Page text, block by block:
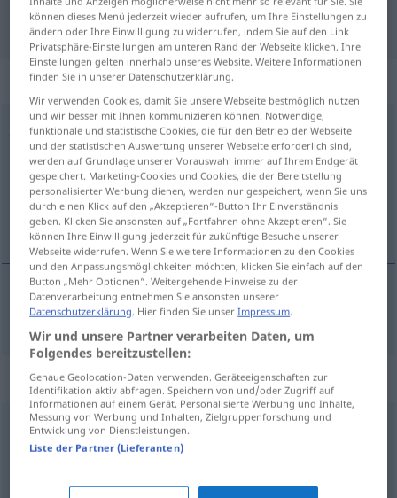
Übersetzung
„jedenfalls“
jedenfalls
Übersicht aller Übersetzungen
(Für mehr Details die Übersetzung anklicken/antippen)
v každom prípade, rozhodne
každom prípade, rozhodne jedenfalls
Synonyme für "jedenfalls"
nun
trotzdem,gewiss,allein (geh.),schließlich
können dieses Menü jederzeit wieder aufrufen, um Ihre Einstellungen zu
ändern oder Ihre Einwilligung zu widerrufen, indem Sie auf den Link
Privatsphäre-Einstellungen am unteren Rand der Webseite klicken. Ihre
Einstellungen gelten innerhalb unseres Website. Weitere Informationen
finden Sie in unserer Datenschutzerklärung.
Wir verwenden Cookies, damit Sie unsere Webseite bestmöglich nutzen
und wir besser mit Ihnen kommunizieren können. Notwendige,
funktionale und statistische Cookies, die für den Betrieb der Webseite
und der statistischen Auswertung unserer Webseite erforderlich sind,
werden auf Grundlage unserer Vorauswahl immer auf Ihrem Endgerät
gespeichert. Marketing-Cookies und Cookies, die der Bereitstellung
personalisierter Werbung dienen, werden nur gespeichert, wenn Sie uns
durch einen Klick auf den „Akzeptieren“-Button Ihr Einverständnis
geben. Klicken Sie ansonsten auf „Fortfahren ohne Akzeptieren“. Sie
können Ihre Einwilligung jederzeit für zukünftige Besuche unserer
Webseite widerrufen. Wenn Sie weitere Informationen zu den Cookies
und den Anpassungsmöglichkeiten möchten, klicken Sie einfach auf den
Button „Mehr Optionen“. Weitergehende Hinweise zu der
Datenverarbeitung entnehmen Sie ansonsten unserer
Datenschutzerklärung. Hier finden Sie unserImpressum.
Wir und unsere Partner verarbeiten Daten, um
Folgendes bereitzustellen:
Genaue Geolocation-Daten verwenden. Geräteeigenschaften zur
Identifikation aktiv abfragen. Speichern von und/oder Zugriff auf
Informationen auf einem Gerät. Personalisierte Werbung und Inhalte,
Messung von Werbung und Inhalten, Zielgruppenforschung und
Entwicklung von Dienstleistungen.
Liste der Partner (Lieferanten)